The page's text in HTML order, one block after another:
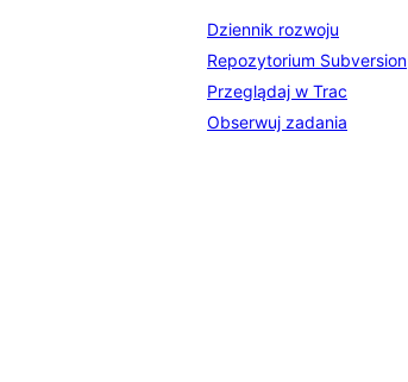
Dziennik rozwoju
Repozytorium Subversion
Przeglądaj w Trac
Obserwuj zadania